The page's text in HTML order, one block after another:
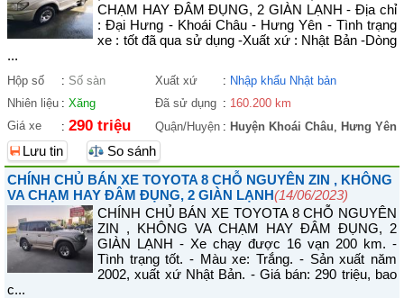
CHẠM HAY ĐÂM ĐỤNG, 2 GIÀN LẠNH - Địa chỉ
: Đại Hưng - Khoái Châu - Hưng Yên - Tình trạng
xe : tốt đã qua sử dụng -Xuất xứ : Nhật Bản -Dòng
...
Hộp số : Số sàn Xuất xứ : Nhập khẩu Nhật bản
Nhiên liệu : Xăng Đã sử dụng : 160.200 km
Giá xe
: 290 triệu Quận/Huyện : Huyện Khoái Châu, Hưng Yên
Lưu tin
So sánh
CHÍNH CHỦ BÁN XE TOYOTA 8 CHỖ NGUYÊN ZIN , KHÔNG
VA CHẠM HAY ĐÂM ĐỤNG, 2 GIÀN LẠNH(14/06/2023)
CHÍNH CHỦ BÁN XE TOYOTA 8 CHỖ NGUYÊN
ZIN , KHÔNG VA CHẠM HAY ĐÂM ĐỤNG, 2
GIÀN LẠNH - Xe chạy được 16 vạn 200 km. -
Tình trạng tốt. - Màu xe: Trắng. - Sản xuất năm
2002, xuất xứ Nhật Bản. - Giá bán: 290 triệu, bao
c...